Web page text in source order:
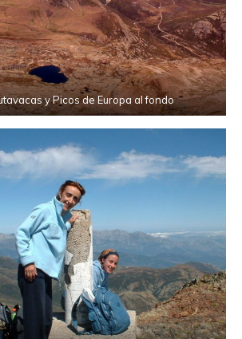
y Picos de Europa al fondo